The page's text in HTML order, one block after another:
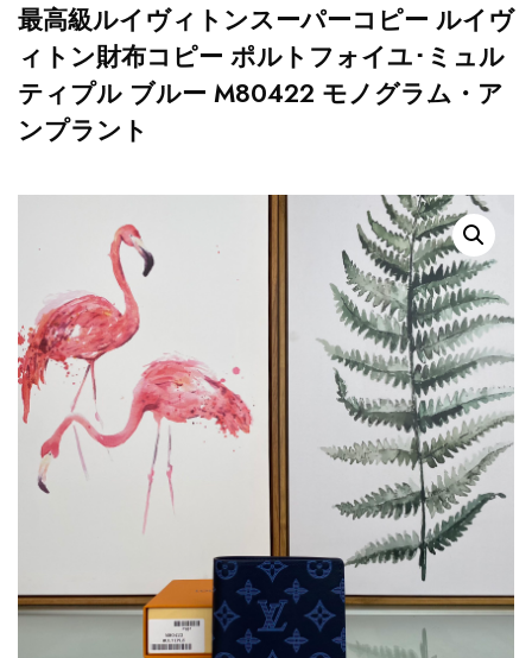
最高級ルイヴィトンスーパーコピー ルイヴ
ィトン財布コピー ポルトフォイユ･ミュル
ティプル ブルー M80422 モノグラム・ア
ンプラント